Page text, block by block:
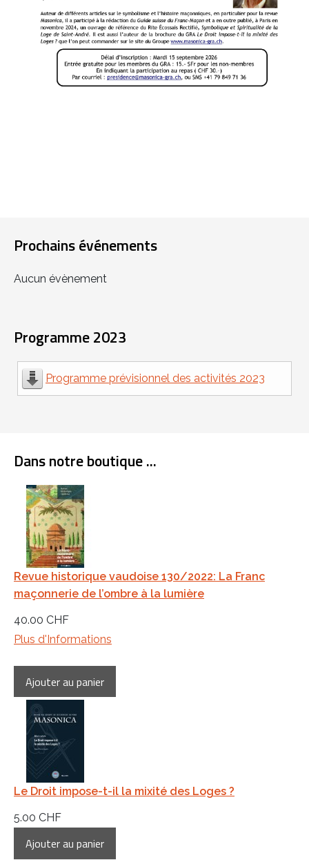
Prochains événements
Aucun évènement
Programme 2023
Programme prévisionnel des activités 2023
Dans notre boutique ...
Revue historique vaudoise 130/2022: La Franc
maçonnerie de l’ombre à la lumière
40.00 CHF
Plus d'Informations
Le Droit impose-t-il la mixité des Loges ?
5.00 CHF